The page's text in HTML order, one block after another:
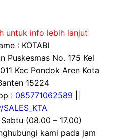
untuk info lebih lanjut
: KOTABI
Puskesmas No. 175 Kel
Kec Pondok Aren Kota
15224
: 085771062589
(08.00 – 17.00)
kami pada jam